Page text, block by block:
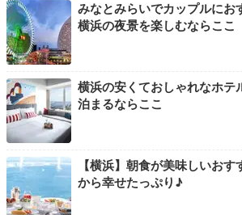
ニューヨーク発の「シェイクシャック
みなとみらいでカップルにお
横浜の夜景を楽しむならここ
横浜の安くておしゃれなホテ
泊まるならここ
【横浜】朝食が美味しいお
から幸せたっぷり♪